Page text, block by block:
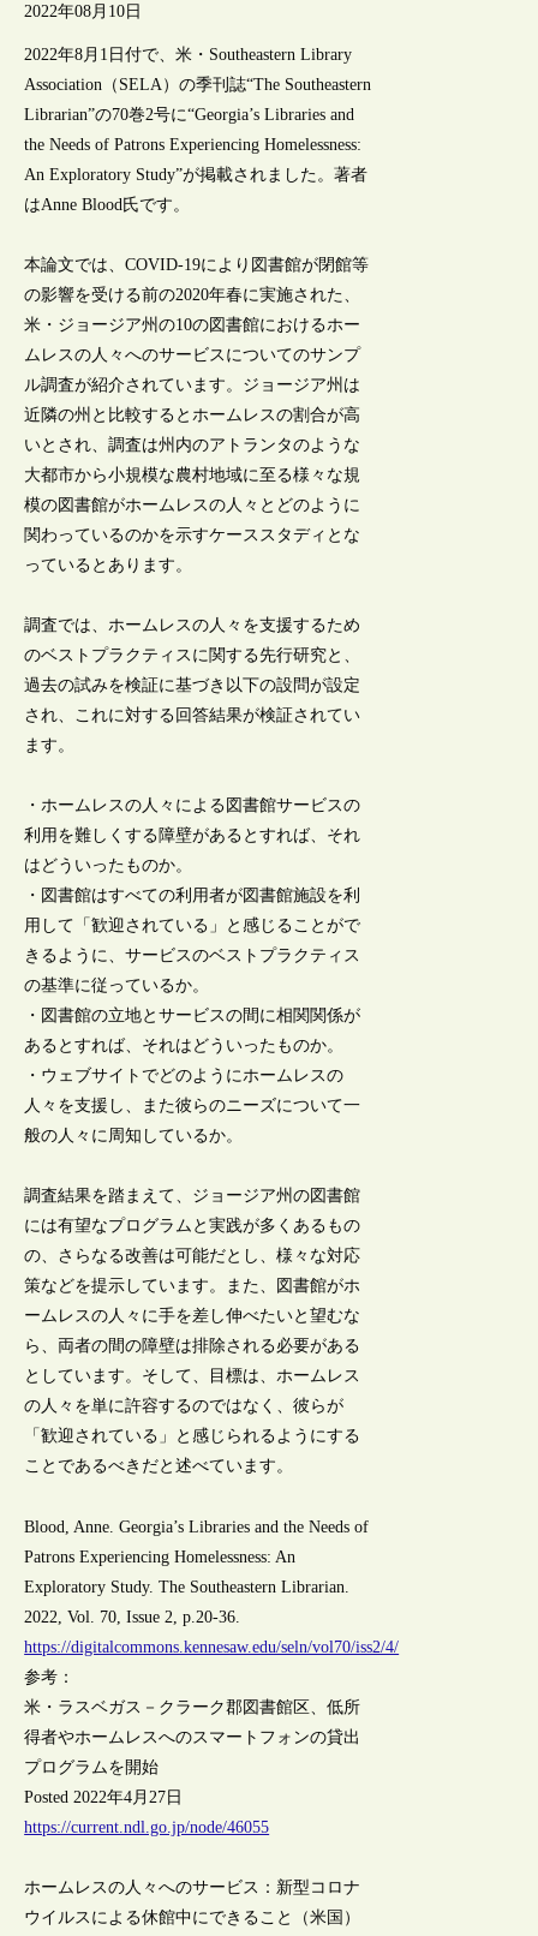
2022年08月10日
2022年8月1日付で、米・Southeastern Library
Association（SELA）の季刊誌“The Southeastern
Librarian”の70巻2号に“Georgia’s Libraries and
the Needs of Patrons Experiencing Homelessness:
An Exploratory Study”が掲載されました。著者
はAnne Blood氏です。
本論文では、COVID-19により図書館が閉館等
の影響を受ける前の2020年春に実施された、
米・ジョージア州の10の図書館におけるホー
ムレスの人々へのサービスについてのサンプ
ル調査が紹介されています。ジョージア州は
近隣の州と比較するとホームレスの割合が高
いとされ、調査は州内のアトランタのような
大都市から小規模な農村地域に至る様々な規
模の図書館がホームレスの人々とどのように
関わっているのかを示すケーススタディとな
っているとあります。
調査では、ホームレスの人々を支援するため
のベストプラクティスに関する先行研究と、
過去の試みを検証に基づき以下の設問が設定
され、これに対する回答結果が検証されてい
ます。
・ホームレスの人々による図書館サービスの
利用を難しくする障壁があるとすれば、それ
はどういったものか。
・図書館はすべての利用者が図書館施設を利
用して「歓迎されている」と感じることがで
きるように、サービスのベストプラクティス
の基準に従っているか。
・図書館の立地とサービスの間に相関関係が
あるとすれば、それはどういったものか。
・ウェブサイトでどのようにホームレスの
人々を支援し、また彼らのニーズについて一
般の人々に周知しているか。
調査結果を踏まえて、ジョージア州の図書館
には有望なプログラムと実践が多くあるもの
の、さらなる改善は可能だとし、様々な対応
策などを提示しています。また、図書館がホ
ームレスの人々に手を差し伸べたいと望むな
ら、両者の間の障壁は排除される必要がある
としています。そして、目標は、ホームレス
の人々を単に許容するのではなく、彼らが
「歓迎されている」と感じられるようにする
ことであるべきだと述べています。
Blood, Anne. Georgia’s Libraries and the Needs of
Patrons Experiencing Homelessness: An
Exploratory Study. The Southeastern Librarian.
2022, Vol. 70, Issue 2, p.20-36.
https://digitalcommons.kennesaw.edu/seln/vol70/iss2/4/
参考：
米・ラスベガス－クラーク郡図書館区、低所
得者やホームレスへのスマートフォンの貸出
プログラムを開始
Posted 2022年4月27日
https://current.ndl.go.jp/node/46055
ホームレスの人々へのサービス：新型コロナ
ウイルスによる休館中にできること（米国）